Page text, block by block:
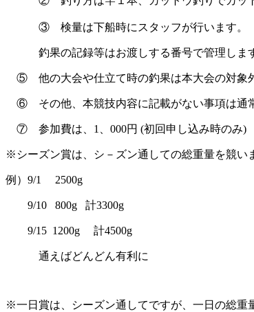
③ 検量は下船時にスタッフが行います。
釣果の記録等はお渡しする番号で管理しま
⑤ 他の大会や仕立て時の釣果は本大会の対象
⑥ その他、本競技内容に記載がない事項は通
⑦ 参加費は、1、000円 (初回申し込み時のみ)
※シーズン賞は、シ－ズン通しての総重量を競い
例） 9/1 2500g
9/10 800g 計3300g
9/15 1200g 計4500g
通えばどんどん有利に
※一日賞は、シーズン通してですが、一日の総重